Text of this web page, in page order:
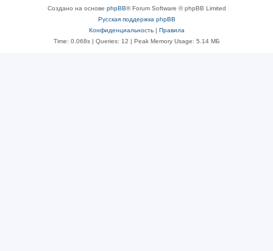
Создано на основе phpBB® Forum Software © phpBB Limited
Русская поддержка phpBB
Конфиденциальность| Правила
Time: 0.068s| Queries: 12 | Peak Memory Usage: 5.14 МБ